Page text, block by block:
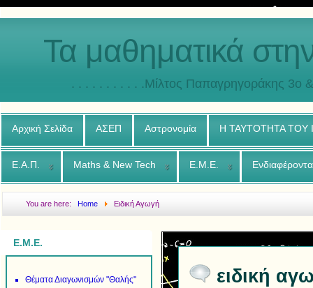
Τα μαθηματικά
. . . . . . . . . . .Μίλτος Παπαγρηγοράκης 3o
Αρχική Σελίδα ΑΣΕΠ Αστρονομία Η ΤΑΥΤΟΤΗΤΑ ΤΟΥ
Ε.Α.Π. Maths & New Tech Ε.Μ.Ε.
You are here:Home Ειδική Αγωγή
Ε.Μ.Ε.
Θέματα Διαγωνισμών "Θαλής"
ειδική